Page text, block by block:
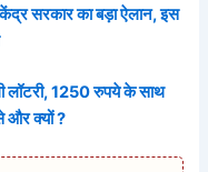
सरकार का बड़ा ऐलान, इस
लॉटरी, 1250 रुपये के साथ
और क्यों ?